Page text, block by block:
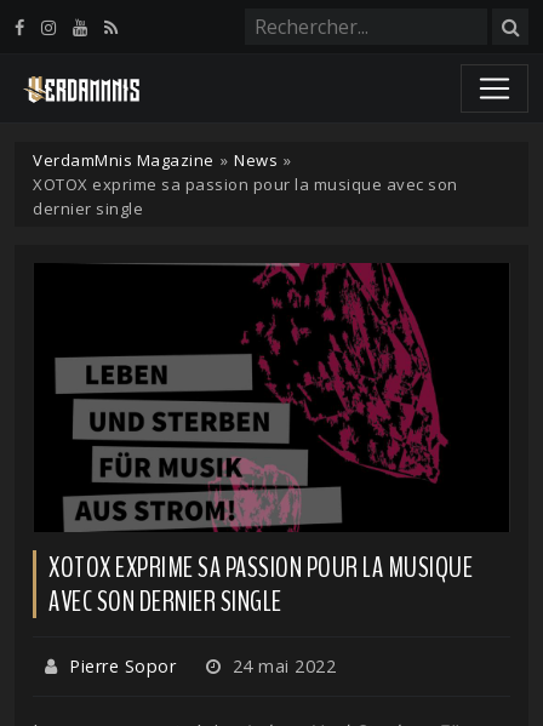
VerdamMnis Magazine » News »
XOTOX exprime sa passion pour la musique avec son
dernier single
XOTOX EXPRIME SA PASSION POUR LA MUSIQUE
AVEC SON DERNIER SINGLE
Pierre Sopor 24 mai 2022
Panneau de gestion des cookies